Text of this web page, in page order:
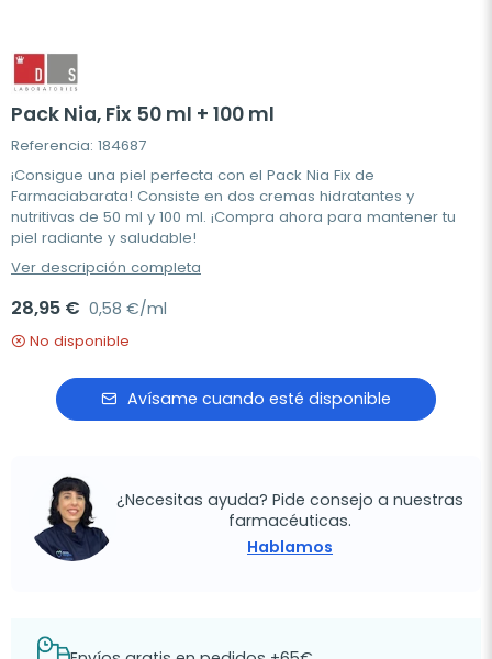
Pack Nia, Fix 50 ml + 100 ml
Referencia: 184687
¡Consigue una piel perfecta con el Pack Nia Fix de
Farmaciabarata! Consiste en dos cremas hidratantes y
nutritivas de 50 ml y 100 ml. ¡Compra ahora para mantener tu
piel radiante y saludable!
Ver descripción completa
28,95 € 0,58 €/ml
No disponible
Avísame cuando esté disponible
¿Necesitas ayuda? Pide consejo a nuestras
farmacéuticas.
Hablamos